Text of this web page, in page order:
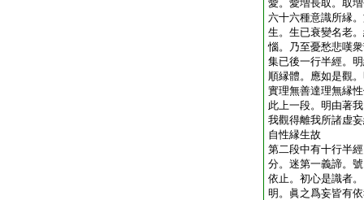
愛。愛増長取。取
六十六種意識所縁
生。生已衰變名老
惱。乃至憂愁悲嘆
集已後一行半經。
順縁體。應如是觀
實理無善達理無縁
此上一段。明由著
我觀得離我所諸虚
自性縁生故
第二段中有十行半
分。迷第一義諦。
依止。初心是識者
明。眞之爲妄皆有